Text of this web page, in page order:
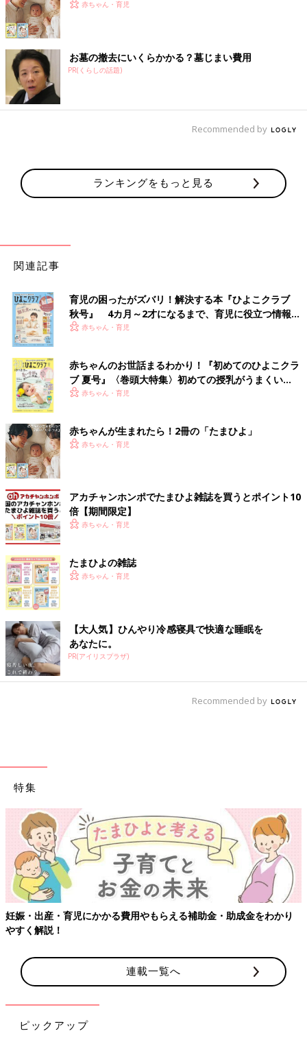
赤ちゃん・育児
お墓の撤去にいくらかかる？墓じまい費用
PR(くらしの話題)
Recommended by
ランキングをもっと見る
関連記事
育児の困ったがズバリ！解決する本『ひよこクラブ
秋号』 4カ月～2才になるまで、育児に役立つ情報が
いっぱい！
赤ちゃん・育児
赤ちゃんのお世話まるわかり！『初めてのひよこクラ
ブ 夏号』〈巻頭大特集〉初めての授乳がうまくい
く！ おっぱい・ミルクの基本と夏のトラブル 解決テ
赤ちゃん・育児
赤ちゃんが生まれたら！2冊の「たまひよ」
赤ちゃん・育児
アカチャンホンポでたまひよ雑誌を買うとポイント10
倍【期間限定】
赤ちゃん・育児
たまひよの雑誌
赤ちゃん・育児
【大人気】ひんやり冷感寝具で快適な睡眠を
あなたに。
PR(アイリスプラザ)
Recommended by
特集
妊娠・出産・育児にかかる費用やもらえる補助金・助成金をわかり
やすく解説！
連載一覧へ
ピックアップ